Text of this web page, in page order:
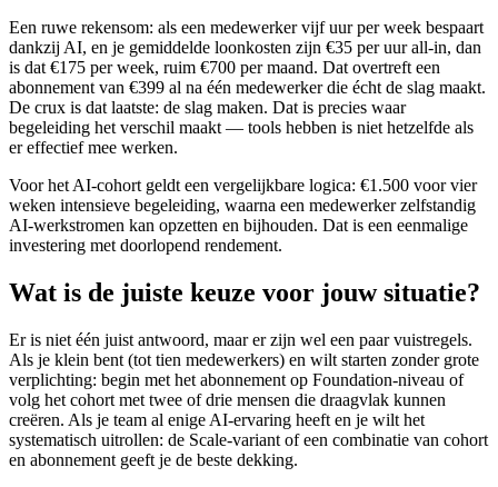
Een ruwe rekensom: als een medewerker vijf uur per week bespaart
dankzij AI, en je gemiddelde loonkosten zijn €35 per uur all-in, dan
is dat €175 per week, ruim €700 per maand. Dat overtreft een
abonnement van €399 al na één medewerker die écht de slag maakt.
De crux is dat laatste: de slag maken. Dat is precies waar
begeleiding het verschil maakt — tools hebben is niet hetzelfde als
er effectief mee werken.
Voor het AI-cohort geldt een vergelijkbare logica: €1.500 voor vier
weken intensieve begeleiding, waarna een medewerker zelfstandig
AI-werkstromen kan opzetten en bijhouden. Dat is een eenmalige
investering met doorlopend rendement.
Wat is de juiste keuze voor jouw situatie?
Er is niet één juist antwoord, maar er zijn wel een paar vuistregels.
Als je klein bent (tot tien medewerkers) en wilt starten zonder grote
verplichting: begin met het abonnement op Foundation-niveau of
volg het cohort met twee of drie mensen die draagvlak kunnen
creëren. Als je team al enige AI-ervaring heeft en je wilt het
systematisch uitrollen: de Scale-variant of een combinatie van cohort
en abonnement geeft je de beste dekking.